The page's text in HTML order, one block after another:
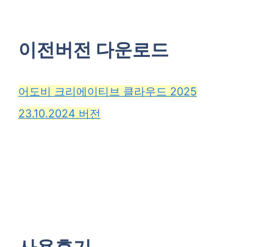
이전버전 다운로드
어도비 크리에이티브 클라우드 2025
23.10.2024 버전